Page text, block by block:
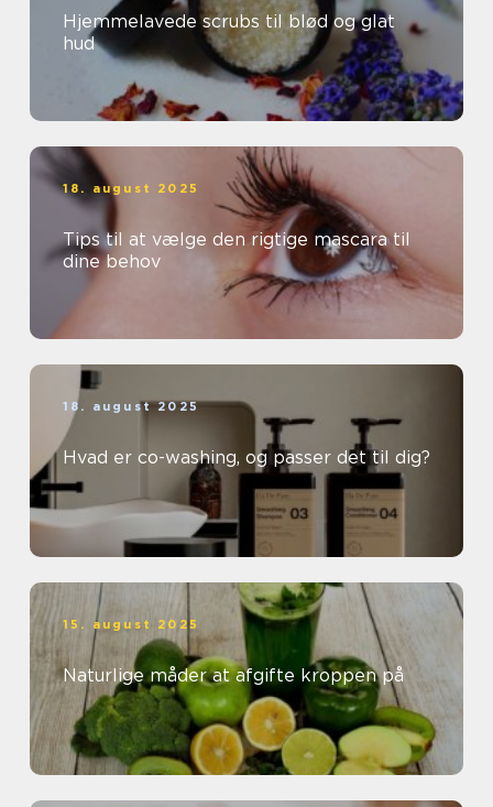
Hjemmelavede scrubs til blød og glat
hud
18. august 2025
Tips til at vælge den rigtige mascara til
dine behov
18. august 2025
Hvad er co-washing, og passer det til dig?
15. august 2025
Naturlige måder at afgifte kroppen på